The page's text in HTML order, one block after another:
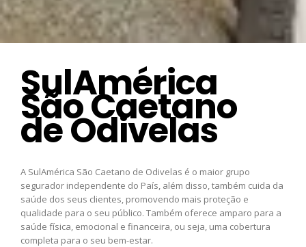
SulAmérica
São Caetano
de Odivelas
A SulAmérica São Caetano de Odivelas é o maior grupo
segurador independente do País, além disso, também cuida da
saúde dos seus clientes, promovendo mais proteção e
qualidade para o seu público. Também oferece amparo para a
saúde física, emocional e financeira, ou seja, uma cobertura
completa para o seu bem-estar.